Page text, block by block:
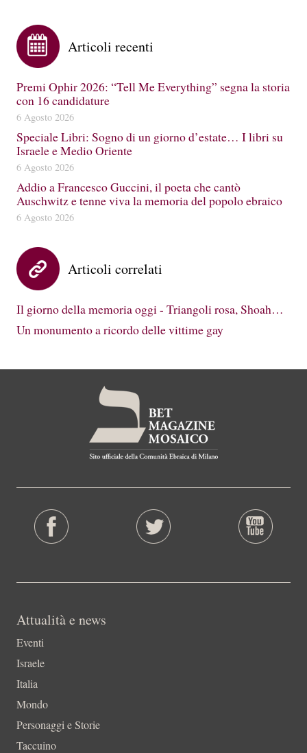
Articoli recenti
Premi Ophir 2026: “Tell Me Everything” segna la storia
con 16 candidature
6 Agosto 2026
Speciale Libri: Sogno di un giorno d’estate… I libri su
Israele e Medio Oriente
6 Agosto 2026
Addio a Francesco Guccini, il poeta che cantò
Auschwitz e tenne viva la memoria del popolo ebraico
6 Agosto 2026
Articoli correlati
Il giorno della memoria oggi - Triangoli rosa, Shoah…
Un monumento a ricordo delle vittime gay
Attualità e news
Eventi
Israele
Italia
Mondo
Personaggi e Storie
Taccuino